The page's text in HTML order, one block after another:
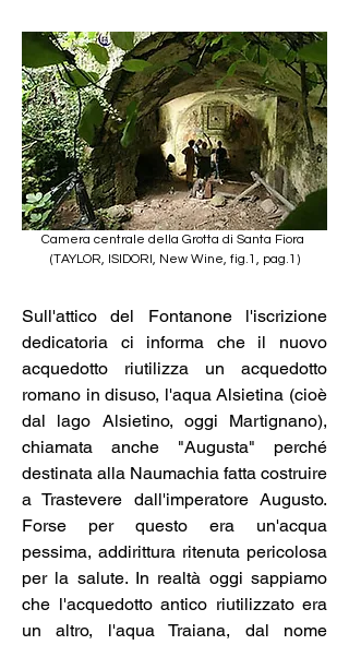
Camera centrale della Grotta di Santa Fiora
(TAYLOR, ISIDORI, New Wine, fig.1, pag.1)
Sull'attico del Fontanone l'iscrizione
dedicatoria ci informa che il nuovo
acquedotto riutilizza un acquedotto
romano in disuso, l'aqua Alsietina (cioè
dal lago Alsietino, oggi Martignano),
chiamata anche "Augusta" perché
destinata alla Naumachia fatta costruire
a Trastevere dall'imperatore Augusto.
Forse per questo era un'acqua
pessima, addirittura ritenuta pericolosa
per la salute. In realtà oggi sappiamo
che l'acquedotto antico riutilizzato era
un altro, l'aqua Traiana, dal nome